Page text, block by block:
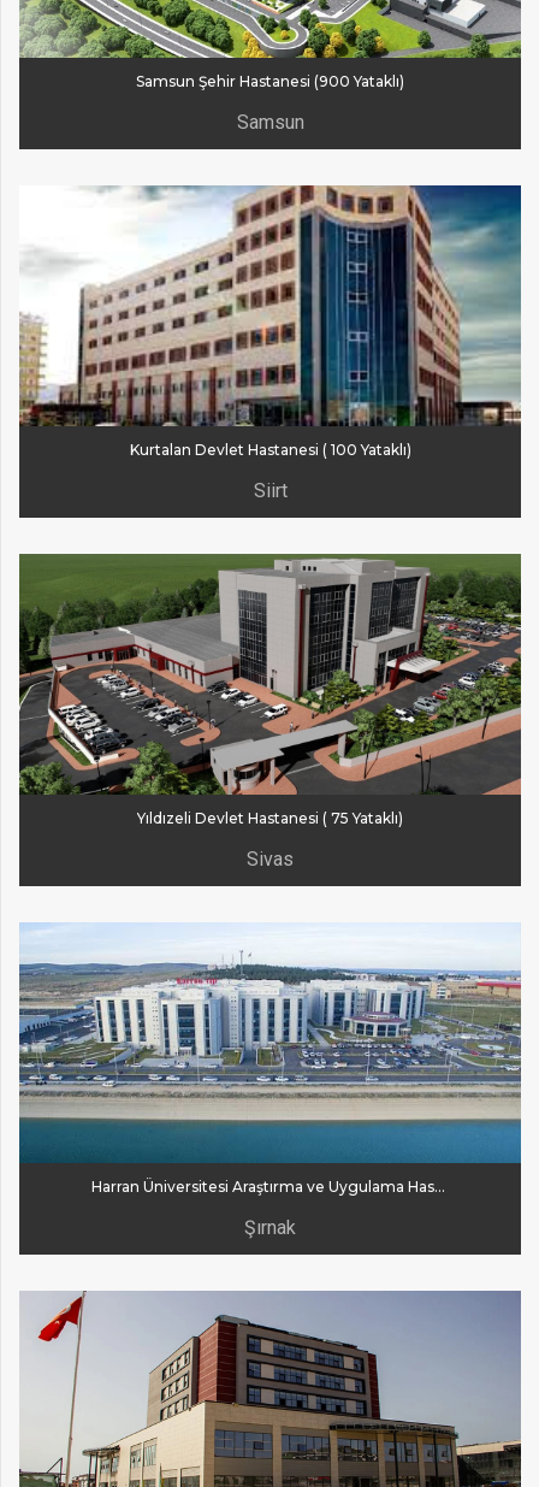
Samsun Şehir Hastanesi (900 Yataklı)
Samsun
Kurtalan Devlet Hastanesi ( 100 Yataklı)
Siirt
Yıldızeli Devlet Hastanesi ( 75 Yataklı)
Sivas
Harran Üniversitesi Araştırma ve Uygulama Hastanesi
Şırnak